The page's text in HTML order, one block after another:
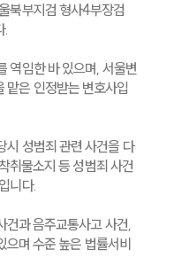
북부지검 형사4부장검
.
역임한 바 있으며, 서울변
맡은 인정받는 변호사입
시 성범죄 관련 사건을 다
취물소지 등 성범죄 사건
니다.
건과 음주교통사고 사건,
며 수준 높은 법률서비